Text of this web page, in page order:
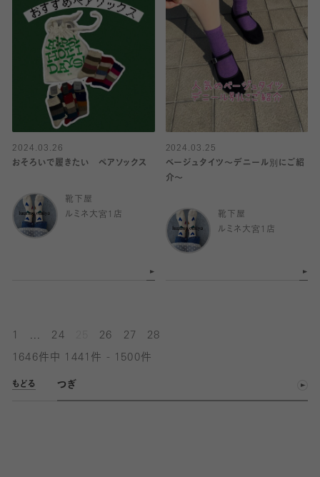
2024.03.26
おそろいで履きたい ペアソックス
靴下屋
ルミネ大宮1店
2024.03.25
ベージュタイツ〜デニール別にご紹
介〜
靴下屋
ルミネ大宮1店
24 26 27 28
1646件中 1441件 - 1500件
もどる つぎ